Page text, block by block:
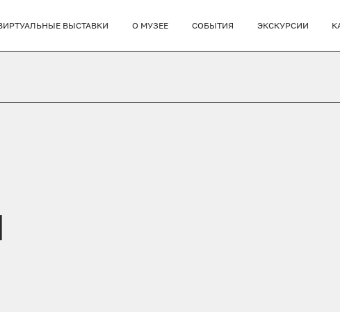
ВЫСТАВКИ О МУЗЕЕ СОБЫТИЯ ЭКСКУРСИИ